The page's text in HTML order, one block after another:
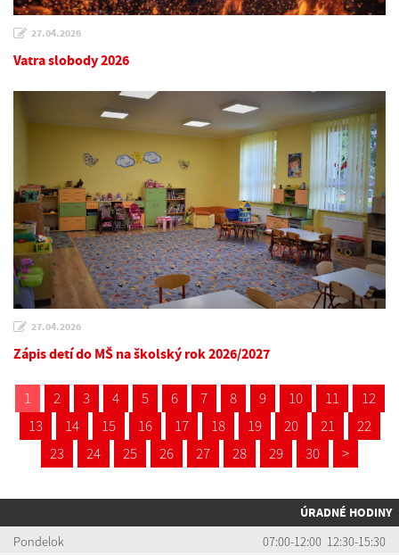
27.04.2026
Vatra slobody 2026
27.04.2026
Zápis detí do MŠ na školský rok 2026/2027
1 2 3 4 5 6 7 8 9 10 11
12
13
14 15 16 17 18 19 20 21
22
23
24 25 26 27 28 29 30 >
ÚRADNÉ HODINY
Pondelok
07:00-12:00 12:30-15:30